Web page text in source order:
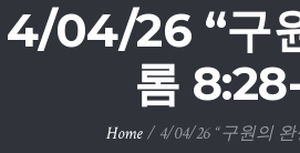
4/04/26 “구
롬
Home / 4/04/26 “구원의 완